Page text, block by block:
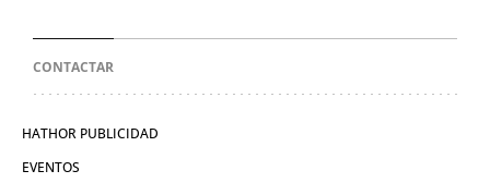
CONTACTAR
HATHOR PUBLICIDAD
EVENTOS